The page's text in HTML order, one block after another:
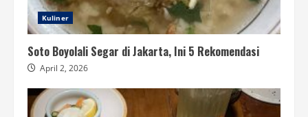
Kuliner
Soto Boyolali Segar di Jakarta, Ini 5 Rekomendasi
April 2, 2026